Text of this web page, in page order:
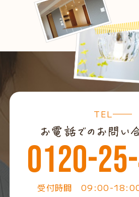
TEL
0120-
受付時間 09:00-18:00